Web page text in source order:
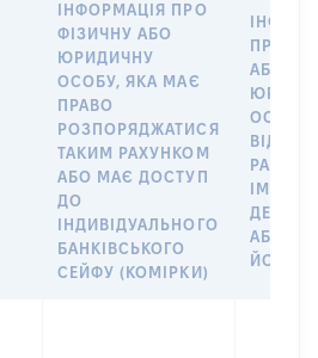
ІНФОРМАЦІЯ ПРО
ФІЗИЧНУ АБО
ЮРИДИЧНУ
ОСОБУ, ЯКА МАЄ
ПРАВО
РОЗПОРЯДЖАТИСЯ
ТАКИМ РАХУНКОМ
АБО МАЄ ДОСТУП
ДО
ІНДИВІДУАЛЬНОГО
БАНКІВСЬКОГО
СЕЙФУ (КОМІРКИ)
ПРО
АБО
ОСОБУ,
ІМ’Я
АБО
ЙОГО